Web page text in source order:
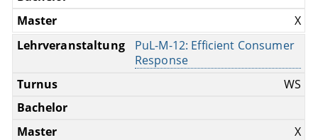
X
PuL-M-12: Efficient Consumer
Response
WS
X